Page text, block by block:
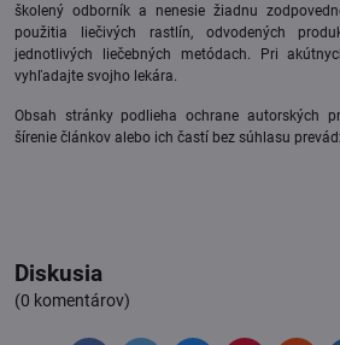
školený odborník a nenesie žiadnu
použitia liečivých rastlín, odvodených
jednotlivých liečebných metódach. Pri
vyhľadajte svojho lekára.
Obsah stránky podlieha ochrane autorských
šírenie článkov alebo ich častí bez súhlasu
Diskusia
(0 komentárov)